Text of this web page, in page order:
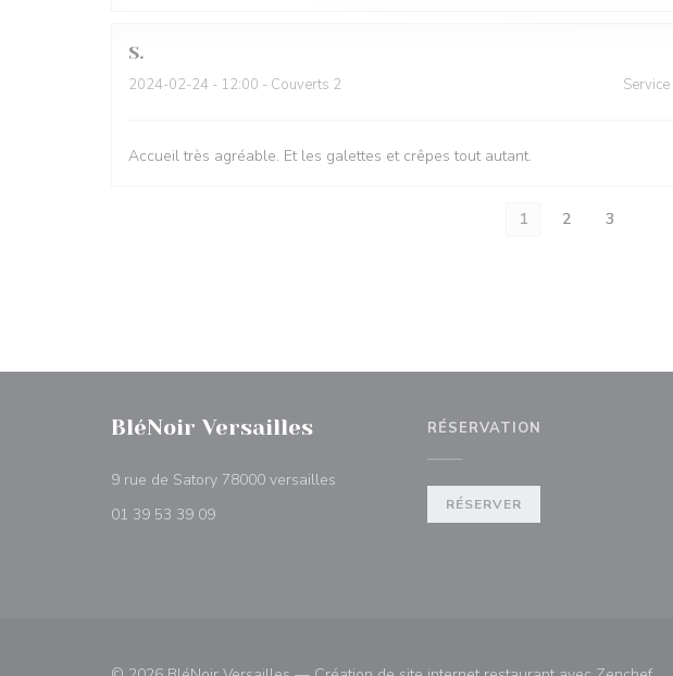
S
2024-02-24 - 12:00 - Couverts 2 Service
Accueil très agréable. Et les galettes et crêpes tout autant.
1 2 3
BléNoir Versailles
9 rue de Satory 78000 versailles
01 39 53 39 09
RÉSERVATION
RÉSERVER